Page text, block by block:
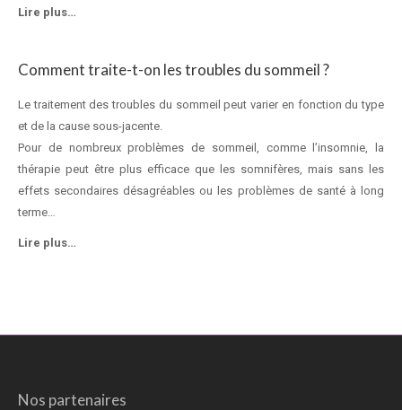
Lire plus…
Comment traite-t-on les troubles du sommeil ?
Le traitement des troubles du sommeil peut varier en fonction du type
et de la cause sous-jacente.
Pour de nombreux problèmes de sommeil, comme l’insomnie, la
thérapie peut être plus efficace que les somnifères, mais sans les
effets secondaires désagréables ou les problèmes de santé à long
terme…
Lire plus…
Nos partenaires